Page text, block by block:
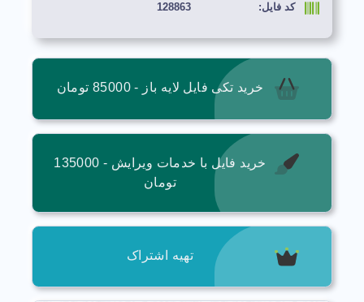
کد فایل: 128863
خرید تکی فایل لایه باز - 85000 تومان
خرید فایل با خدمات ویرایش - 135000
تومان
تهیه اشتراک